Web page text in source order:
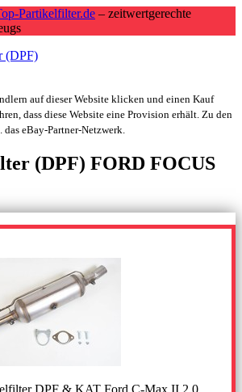
Partikelfilter.de – zeitwertgerechte
(DPF)
auf dieser Website klicken und einen Kauf
dass diese Website eine Provision erhält. Zu den
das eBay-Partner-Netzwerk.
(DPF) FORD FOCUS
DPF & KAT Ford C-Max II 2.0